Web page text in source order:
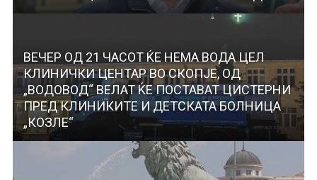
ВЕЧЕР ОД 21 ЧАСОТ ЌЕ НЕМА ВОДА ЦЕЛ
КЛИНИЧКИ ЦЕНТАР ВО СКОПЈЕ, ОД
„ВОДОВОД“ ВЕЛАТ ЌЕ ПОСТАВАТ ЦИСТЕРНИ
ПРЕД КЛИНИКИТЕ И ДЕТСКАТА БОЛНИЦА
„КОЗЛЕ“